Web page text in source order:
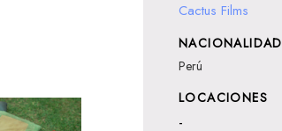
Cactus Films
NACIONALIDAD
Perú
LOCACIONES
-